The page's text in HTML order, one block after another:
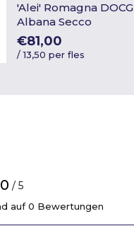
'Alei' Romagna DOCG
Albana Secco
€81,00
/13,50 per fles
0 / 5
auf 0 Bewertungen